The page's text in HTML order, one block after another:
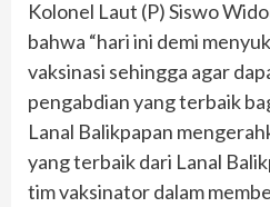
Kolonel Laut (P) Siswo
bahwa “hari ini demi
vaksinasi sehingga agar
pengabdian yang terbaik
Lanal Balikpapan
yang terbaik dari Lanal
tim vaksinator dalam